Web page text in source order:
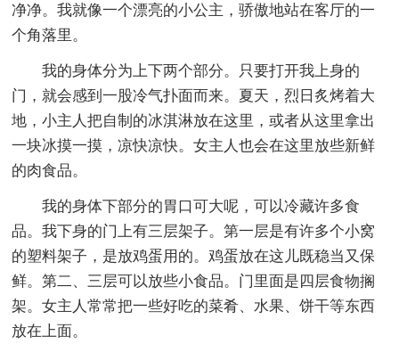
净净。我就像一个漂亮的小公主，骄傲地站在客厅的一
个角落里。
我的身体分为上下两个部分。只要打开我上身的
门，就会感到一股冷气扑面而来。夏天，烈日炙烤着大
地，小主人把自制的冰淇淋放在这里，或者从这里拿出
一块冰摸一摸，凉快凉快。女主人也会在这里放些新鲜
的肉食品。
我的身体下部分的胃口可大呢，可以冷藏许多食
品。我下身的门上有三层架子。第一层是有许多个小窝
的塑料架子，是放鸡蛋用的。鸡蛋放在这儿既稳当又保
鲜。第二、三层可以放些小食品。门里面是四层食物搁
架。女主人常常把一些好吃的菜肴、水果、饼干等东西
放在上面。